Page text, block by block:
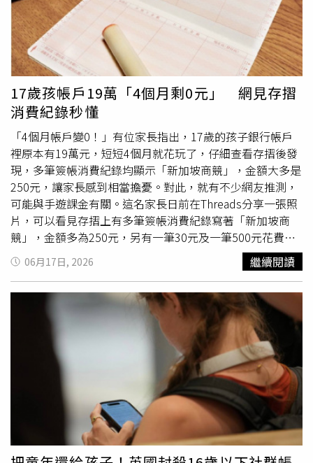
休止符。到了2027第三季，基本面累積的力量可望重新主
導市場。包括資金回流、剛性需求釋放、供給不足逐漸浮現
等因素，都可能帶動房市逐季回溫。當然，未來不會再出現
全面普漲格局，而是進入「大分化時代」，下一波房市的漲
幅將會比上一波減少。科技產業聚落、軌道經濟核心區、重
大建設區與人口持續流入區域將率先回升；而人口流失、產
業空洞化與供給過剩地區則可能持續盤整。市場不必期待政
策鬆綁，基本面終將突破政策藩籬房市發展歷史一再證明，
政策可以影響短期市場情緒與交易量，卻無法改變長期供需
結構與經濟趨勢。當經濟持續成長、資金持續累積、通膨推
升資產價值，而供給又逐漸收縮時，市場終究會回歸基本
面。因此，未來房市最大的轉折點，不在於打房政策是否持
續或鬆綁，而在於基本面力量何時突破政策藩籬。李同榮的
觀點維持不變：2026 H2緩跌修正、2027 H1盤穩築底、
2027 Q3逐季回溫。短期政策面或許占上風，但長期而言，
基本面終將打敗政策面。房市基本面與對策面對峙與結局。
（圖／李同榮提供）股民賺翻帶動消費潮！ 服務業測驗點
飆5年高 台經院看旺景氣打房就到這裡？ 李同榮曝「股房3
劇本」 最慘恐重演37年前覆轍台灣的黃金五年來了？總經
學家揭5大原因：可能會開始生孩
友善的公共環境固然重要，但當市民仍面臨淹水風險、財產
受損，甚至人身安全受到威脅時，治水、防災與基礎建設理
應擺在更優先的位置。許淑華指出，台北市擁有全台最充沛
的財政資源與行政能量，市民期待的不是華麗的政策包裝，
而是真正解決問題的治理能力。與其把大量行政能量投入形
象型政策，不如拿出更具體的作為，全面檢討治水系統、強
化防洪設施、改善高風險區域排水能力，並提出具體時程與
績效目標。許淑華說，「無菸城市」或許是市府想追求的願
景，但對多數市民而言，更迫切的期待是能夠擁有一座面對
豪雨不再提心吊膽的「無淹城市」。面對反覆發生的淹水問
題，蔣萬安市長應該給台北市民一個明確的答案：究竟何
時，才能提出讓市民真正安心的解決方案？
僅處理個別裁罰案並無法真
正解
17歲孩帳戶19萬「4個月剩0元」 網見存摺
消費紀錄秒懂
「4個月帳戶變0！」有位家長指出，17歲的孩子銀行帳戶
裡原本有19萬元，短短4個月就花玩了，仔細查看存摺後發
現，多筆簽帳消費紀錄均顯示「新加坡商競」，金額大多是
250元，讓家長感到相當擔憂。對此，就有不少網友推測，
可能與手遊課金有關。這名家長日前在Threads分享一張照
片，可以看見存摺上有多筆簽帳消費紀錄寫著「新加坡商
競」，金額多為250元，另有一筆30元及一筆500元花費，
而這也讓原PO無奈發文求助，「請問有人知道這是什麼
嗎？小孩銀行帳戶19萬，4個月帳戶變0。」貼文曝光後，
不少鄉民紛紛在底下留言，「250和500是遊戲幣喔」、
「手遊儲值吧，看名稱是Garena，這家公司代理的手遊都
蠻多小朋友在玩」、「正解就是傳說，競舞娛樂只剩這個
了」、「就是課金手遊啊，買一堆有的沒有的，皮膚、抽獎
卷」、「這是買遊戲點數！這個是遊戲內直接連動扣款，速
度很快，連點就扣完了，我家小孩也曾經這樣過」、「小孩
當課長了還沒感覺，版主需要好好的讓小孩認知到這個後果
要自負了，只能當學費了」。也有人說，「現在月薪10幾
萬，遊戲要課60元都要想好久，是我格局小了」、「我33
塊都還要考慮要不要課」、「我連首儲30元都要想很久」、
「我玩皮克敏課了33元都覺得良心不安了」、「19萬4個月
06月17日, 2026 繼續閱讀